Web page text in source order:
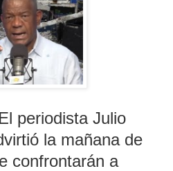
periodista Julio
la mañana de
confrontarán a